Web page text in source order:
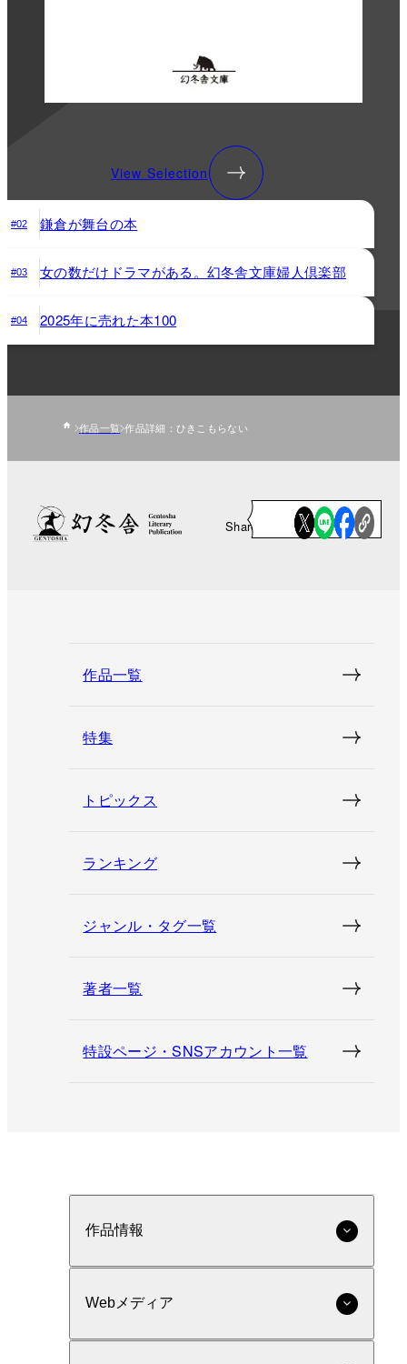
View Selection
#02 鎌倉が舞台の本
#03 女の数だけドラマがある。幻冬舎文庫婦人倶楽部
#04 2025年に売れた本100
作品一覧 作品詳細：ひきこもらない
Share
作品一覧
特集
トピックス
ランキング
ジャンル・タグ一覧
著者一覧
特設ページ・SNSアカウント一覧
作品情報
Webメディア